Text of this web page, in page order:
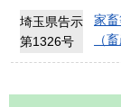
埼玉県告示
第1326号
家
（